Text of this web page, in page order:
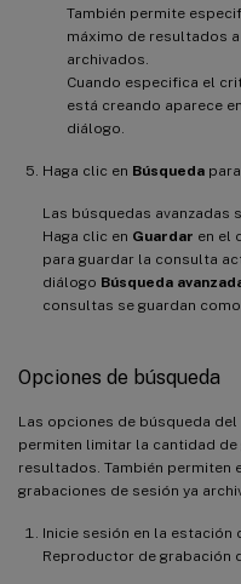
También permite
máximo de resultados
archivados.
Cuando especifica el
está creando aparece
diálogo.
Haga clic en Búsqueda
Las búsquedas avanzadas
Haga clic en Guardar en el
para guardar la consulta
diálogo Búsqueda
consultas se guardan
Opciones de búsqueda
Las opciones de búsqueda
permiten limitar la cantidad
resultados. También permiten
grabaciones de sesión ya
Inicie sesión en la
Reproductor de grabación